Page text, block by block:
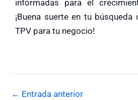
informadas para el
¡Buena suerte en tu
TPV para tu negocio!
← Entrada anterior